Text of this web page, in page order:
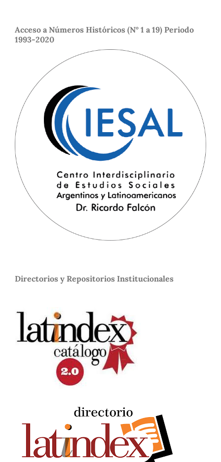
Acceso a Números Históricos (N° 1 a 19) Periodo
1993-2020
Directorios y Repositorios Institucionales